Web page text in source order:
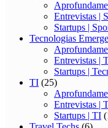
Entrevistas |
Startups |
Tecnologias
Entrevistas |
Startups |
TI (25)
Entrevistas |
Startups | TI